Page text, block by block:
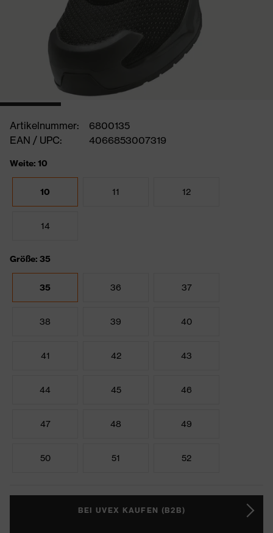
Artikelnummer:
6800135
EAN / UPC:
4066853007319
Weite: 10
10 11 12
14
Größe: 35
35 36 37
38 39 40
41 42 43
44 45 46
47 48 49
50 51 52
BEI UVEX KAUFEN (B2B)